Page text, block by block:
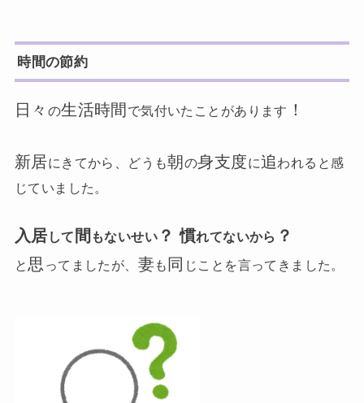
時間の節約
日々 の生活時間 で気付いたことがあります ！
新居にきてから、どうも朝の身支度に追われると感
じていました。
入居 して 間 もないせい ？ 慣れてないから ？
と 思 ってましたが、 妻も 同 じことを言ってきました。